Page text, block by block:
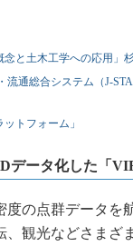
念と土木工学への応用
流通総合システム（J-
ットフォーム」
データ化した「
の点群データを
、観光などさまざ